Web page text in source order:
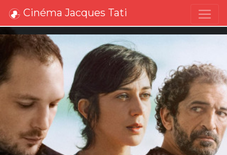
Cinéma Jacques Tati